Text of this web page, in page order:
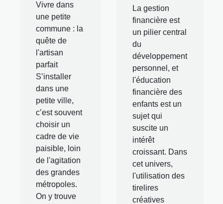
Vivre dans
une petite
commune : la
quête de
l'artisan
parfait
S’installer
dans une
petite ville,
c’est souvent
choisir un
cadre de vie
paisible, loin
de l'agitation
des grandes
métropoles.
On y trouve
La gestion
financière est
un pilier central
du
développement
personnel, et
l'éducation
financière des
enfants est un
sujet qui
suscite un
intérêt
croissant. Dans
cet univers,
l'utilisation des
tirelires
créatives